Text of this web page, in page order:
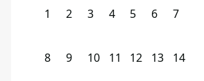
1 2 3 4 5 6 7
8 9 10 11 12 13 14